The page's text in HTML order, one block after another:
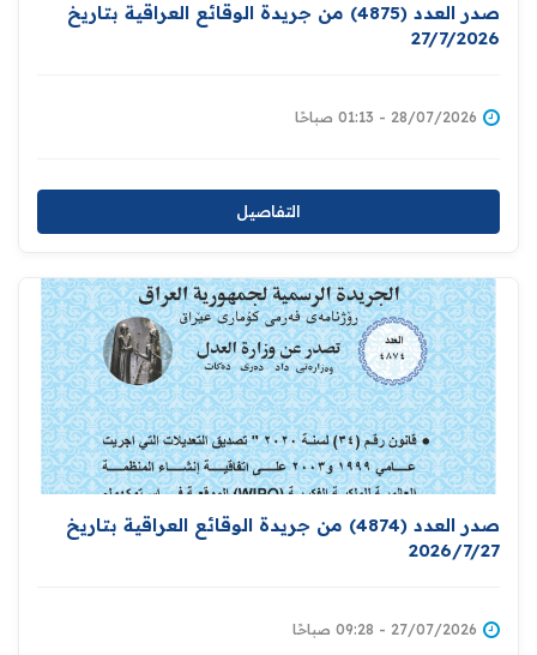
صدر العدد (4875) من جريدة الوقائع العراقية بتاريخ
27/7/2026
28/07/2026 - 01:13 صباحًا
التفاصيل
صدر العدد (4874) من جريدة الوقائع العراقية بتاريخ
2026/7/27
27/07/2026 - 09:28 صباحًا